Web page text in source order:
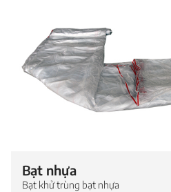
Bạt nhựa
Bạt khử trùng bạt nhựa